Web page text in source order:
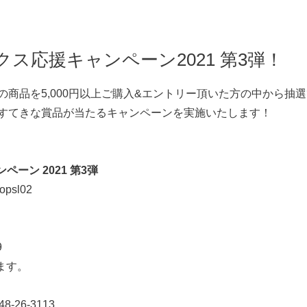
応援キャンペーン2021 第3弾！
商品を5,000円以上ご購入&エントリー頂いた方の中から抽
きな賞品が当たるキャンペーンを実施いたします！
ペーン 2021 第3弾
。
26-3113